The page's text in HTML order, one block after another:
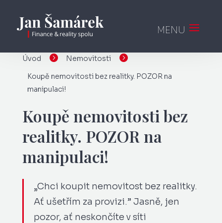
Úvod  Nemovitosti 
Koupě nemovitosti bez realitky. POZOR na
manipulaci!
Koupě nemovitosti bez
realitky. POZOR na
manipulaci!
„Chci koupit nemovitost bez realitky.
Ať ušetřím za provizi.” Jasně, jen
pozor, ať neskončíte v síti